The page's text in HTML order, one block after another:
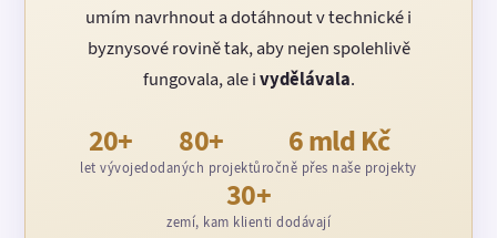
umím navrhnout a dotáhnout v technické i
byznysové rovině tak, aby nejen spolehlivě
fungovala, ale ivydělávala.
20+
let vývoje
80+
dodaných projektů
6 mld Kč
ročně přes naše projekty
30+
zemí, kam klienti dodávají